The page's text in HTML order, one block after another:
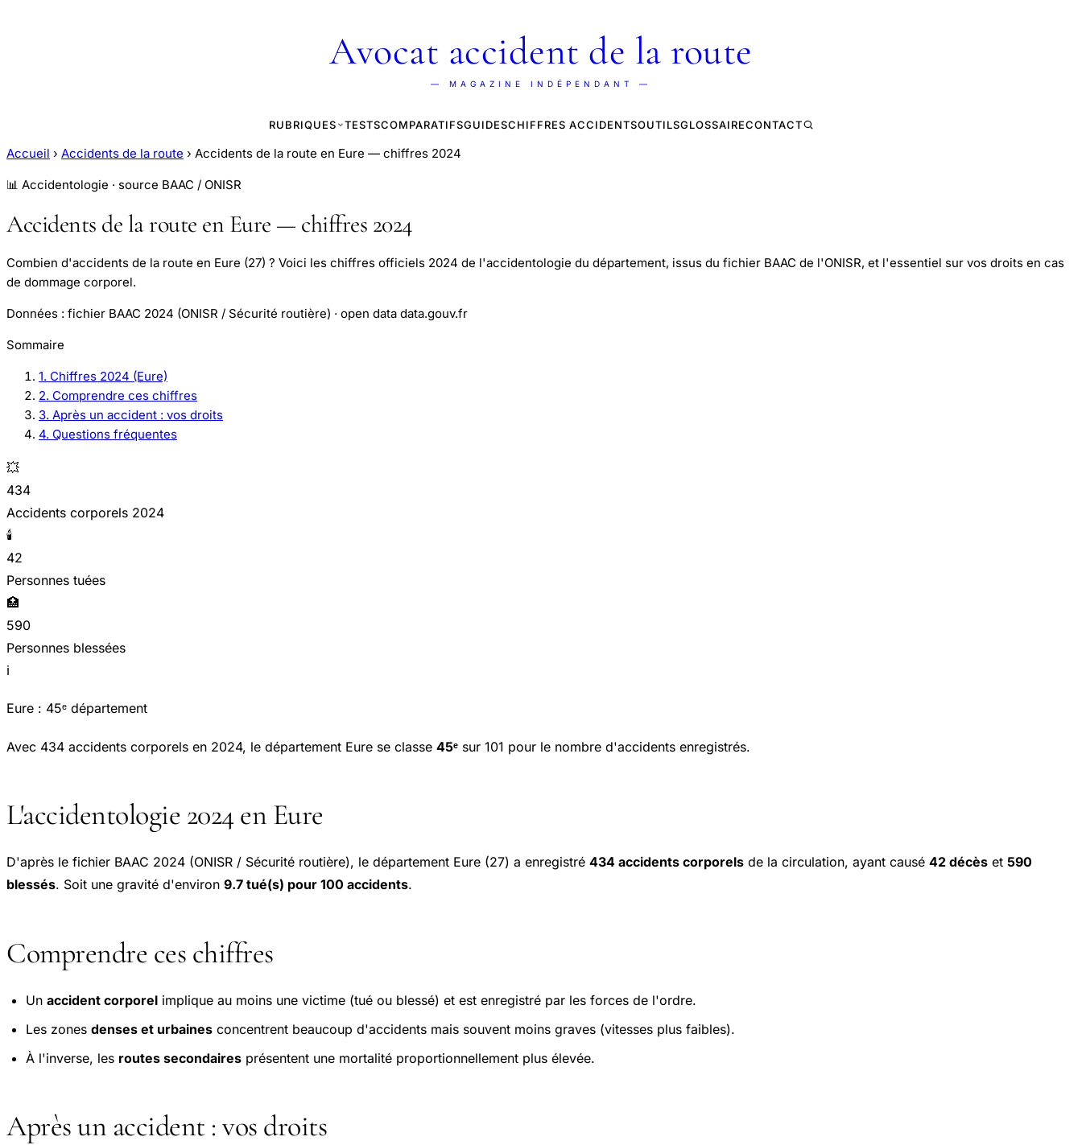
Avocat accident de la route
— MAGAZINE INDÉPENDANT —
RUBRIQUES TESTSCOMPARATIFSGUIDESCHIFFRES ACCIDENTSOUTILSGLOSSAIRECONTACT
Accueil › Accidents de la route › Accidents de la route en Eure — chiffres 2024
📊 Accidentologie · source BAAC / ONISR
Accidents de la route en Eure — chiffres 2024
Combien d'accidents de la route en Eure (27) ? Voici les chiffres officiels 2024 de l'accidentologie du département, issus du fichier BAAC de l'ONISR, et l'essentiel sur vos droits en cas
de dommage corporel.
Données : fichier BAAC 2024 (ONISR / Sécurité routière) · open data data.gouv.fr
Sommaire
1. Chiffres 2024 (Eure)
2. Comprendre ces chiffres
3. Après un accident : vos droits
4. Questions fréquentes
💥
434
Accidents corporels 2024
🕯️
42
Personnes tuées
🏥
590
Personnes blessées
ℹ️
Eure : 45ᵉ département
Avec 434 accidents corporels en 2024, le département Eure se classe 45ᵉ sur 101 pour le nombre d'accidents enregistrés.
L'accidentologie 2024 en Eure
D'après le fichier BAAC 2024 (ONISR / Sécurité routière), le département Eure (27) a enregistré 434 accidents corporels de la circulation, ayant causé 42 décès et 590
blessés. Soit une gravité d'environ 9.7 tué(s) pour 100 accidents.
Comprendre ces chiffres
Un accident corporel implique au moins une victime (tué ou blessé) et est enregistré par les forces de l'ordre.
Les zones denses et urbaines concentrent beaucoup d'accidents mais souvent moins graves (vitesses plus faibles).
À l'inverse, les routes secondaires présentent une mortalité proportionnellement plus élevée.
Après un accident : vos droits